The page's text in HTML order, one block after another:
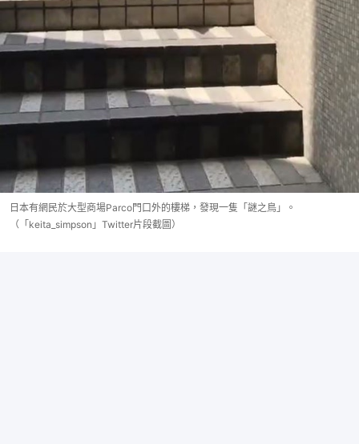
日本有網民於大型商場Parco門口外的樓梯，發現一隻「謎之鳥」。
（「keita_simpson」Twitter片段截圖）